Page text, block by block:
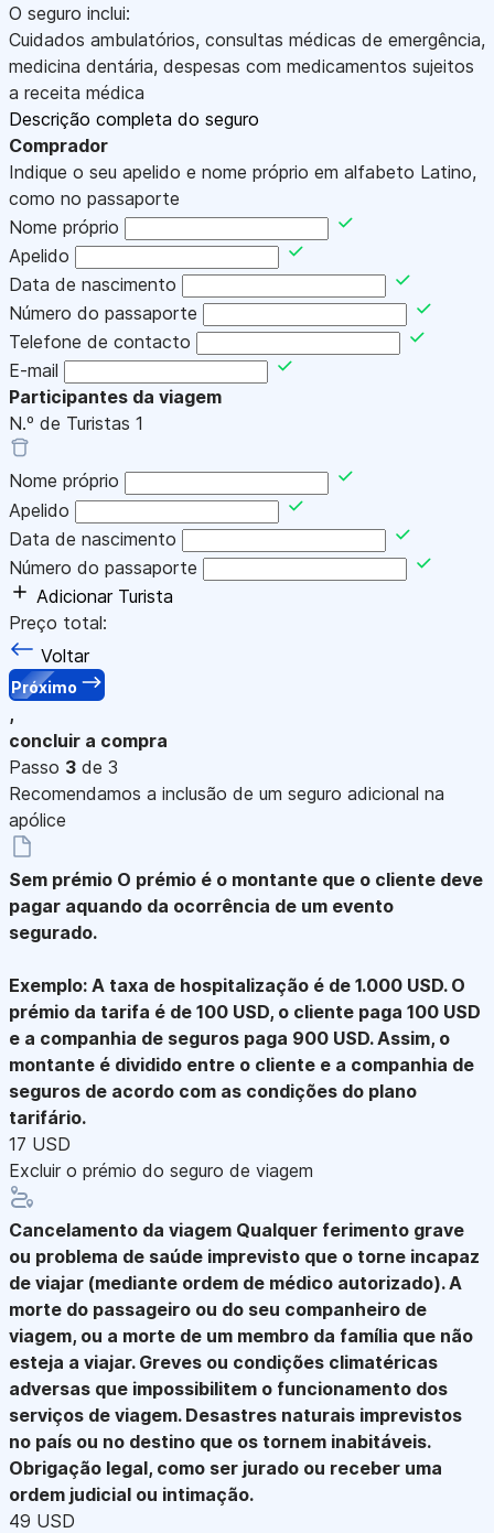
O seguro inclui:
Cuidados ambulatórios, consultas médicas de emergência,
medicina dentária, despesas com medicamentos sujeitos
a receita médica
Descrição completa do seguro
Comprador
Indique o seu apelido e nome próprio em alfabeto Latino,
como no passaporte
Nome próprio
Apelido
Data de nascimento
Número do passaporte
Telefone de contacto
E-mail
Participantes da viagem
N.º de Turistas 1
Nome próprio
Apelido
Data de nascimento
Número do passaporte
Adicionar Turista
Preço total:
Voltar
Próximo
,
concluir a compra
Passo 3 de 3
Recomendamos a inclusão de um seguro adicional na
apólice
Sem prémio O prémio é o montante que o cliente deve
pagar aquando da ocorrência de um evento
segurado.
Exemplo: A taxa de hospitalização é de 1.000 USD. O
prémio da tarifa é de 100 USD, o cliente paga 100 USD
e a companhia de seguros paga 900 USD. Assim, o
montante é dividido entre o cliente e a companhia de
seguros de acordo com as condições do plano
tarifário.
17 USD
Excluir o prémio do seguro de viagem
Cancelamento da viagem Qualquer ferimento grave
ou problema de saúde imprevisto que o torne incapaz
de viajar (mediante ordem de médico autorizado). A
morte do passageiro ou do seu companheiro de
viagem, ou a morte de um membro da família que não
esteja a viajar. Greves ou condições climatéricas
adversas que impossibilitem o funcionamento dos
serviços de viagem. Desastres naturais imprevistos
no país ou no destino que os tornem inabitáveis.
Obrigação legal, como ser jurado ou receber uma
ordem judicial ou intimação.
49 USD